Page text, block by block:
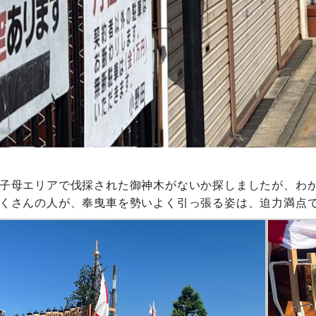
母エリアで伐採された御神木がないか探しましたが、わ
さんの人が、奉曳車を勢いよく引っ張る姿は、迫力満点